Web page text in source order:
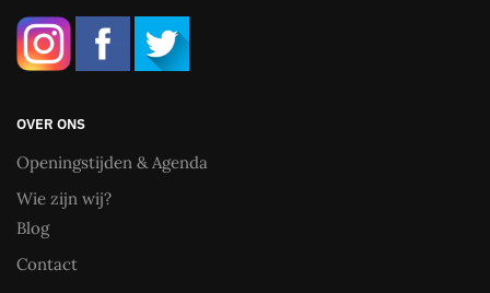
OVER ONS
Openingstijden & Agenda
Wie zijn wij?
Blog
Contact